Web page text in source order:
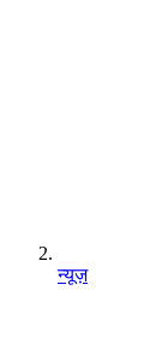
न्यूज़